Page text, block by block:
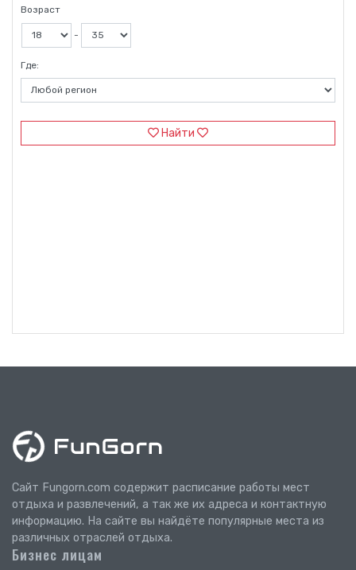
Возраст
-
Где:
Найти
Сайт Fungorn.com содержит расписание работы мест
отдыха и развлечений, а так же их адреса и контактную
информацию. На сайте вы найдёте популярные места из
различных отраслей отдыха.
Бизнес лицам